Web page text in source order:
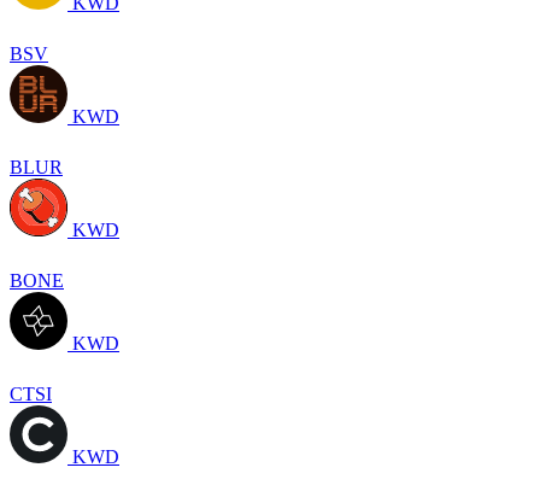
BSV
KWD
BLUR
KWD
BONE
KWD
CTSI
KWD